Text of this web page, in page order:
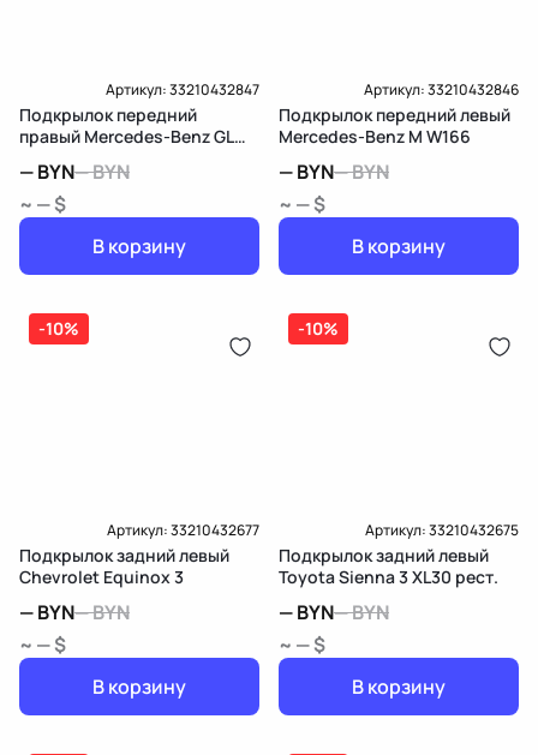
Артикул:33210432847
Подкрылок передний
правый Mercedes-Benz GL
—BYN—BYN
~ — $
В корзину
Артикул:33210432846
Подкрылок передний левый
Mercedes-Benz M W166
—BYN—BYN
~ — $
В корзину
-10%
Артикул:33210432677
Подкрылок задний левый
Chevrolet Equinox 3
—BYN—BYN
~ — $
В корзину
-10%
Артикул:33210432675
Подкрылок задний левый
Toyota Sienna 3 XL30 рест.
—BYN—BYN
~ — $
В корзину